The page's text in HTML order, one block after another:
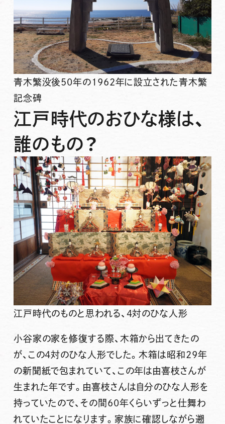
青木繁没後50年の1962年に設立された青木繁
記念碑
江戸時代のおひな様は、
誰のもの？
江戸時代のものと思われる、4対のひな人形
小谷家の家を修復する際、木箱から出てきたの
が、この4対のひな人形でした。木箱は昭和29年
の新聞紙で包まれていて、この年は由喜枝さんが
生まれた年です。由喜枝さんは自分のひな人形を
持っていたので、その間60年くらいずっと仕舞わ
れていたことになります。家族に確認しながら遡